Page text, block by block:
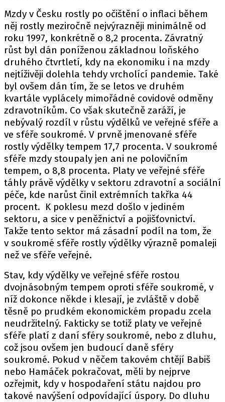
Mzdy v Česku rostly po očištění o inflaci během
něj rostly meziročně nejvýrazněji minimálně od
roku 1997, konkrétně o 8,2 procenta. Závratný
růst byl dán poníženou základnou loňského
druhého čtvrtletí, kdy na ekonomiku i na mzdy
nejtíživěji dolehla tehdy vrcholící pandemie. Také
byl ovšem dán tím, že se letos ve druhém
kvartále vyplácely mimořádné covidové odměny
zdravotníkům. Co však skutečně zaráží, je
nebývalý rozdíl v růstu výdělků ve veřejné sféře a
ve sféře soukromé. V prvně jmenované sféře
rostly výdělky tempem 17,7 procenta. V soukromé
sféře mzdy stoupaly jen ani ne polovičním
tempem, o 8,8 procenta. Platy ve veřejné sféře
táhly právě výdělky v sektoru zdravotní a sociální
péče, kde narůst činil extrémních takřka 44
procent. K poklesu mezd došlo v jediném
sektoru, a sice v peněžnictví a pojišťovnictví.
Takže tento sektor má zásadní podíl na tom, že
v soukromé sféře rostly výdělky výrazně pomaleji
než ve sféře veřejné.
Stav, kdy výdělky ve veřejné sféře rostou
dvojnásobným tempem oproti sféře soukromé, v
níž dokonce někde i klesají, je zvláště v době
těsně po prudkém ekonomickém propadu zcela
neudržitelný. Fakticky se totiž platy ve veřejné
sféře platí z daní sféry soukromé, nebo z dluhu,
což jsou ovšem jen budoucí daně sféry
soukromé. Pokud v něčem takovém chtějí Babiš
nebo Hamáček pokračovat, měli by nejprve
ozřejmit, kdy v hospodaření státu najdou pro
takové navýšení odpovídající úspory. Do dluhu